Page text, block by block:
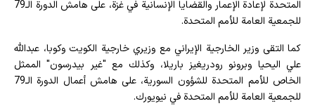
المتحدة لإعادة الإعمار والقضايا الإنسانية في غزة، على هامش الدورة الـ79
للجمعية العامة للأمم المتحدة.
كما التقى وزير الخارجية الإيراني مع وزيري خارجية الكويت وكوبا، عبدالله
علي اليحيا وبرونو رودريغيز باريلا، وكذلك مع "غير بيدرسون" الممثل
الخاص للأمم المتحدة للشؤون السورية، على هامش أعمال الدورة الـ79
للجمعية العامة للأمم المتحدة في نيويورك.